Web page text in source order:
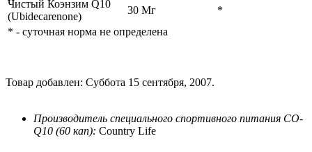
Чистый Коэнзим Q10
(Ubidecarenone)
30 Мг
*
* - суточная норма не определена
Товар добавлен: Суббота 15 сентября, 2007.
Производитель специального спортивного питания CO-
Q10 (60 кап): Country Life